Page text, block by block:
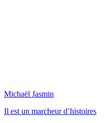
Michaël Jasmin
Il est un marcheur d’histoires